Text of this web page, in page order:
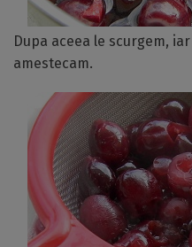
Dupa aceea le scurgem,
amestecam.